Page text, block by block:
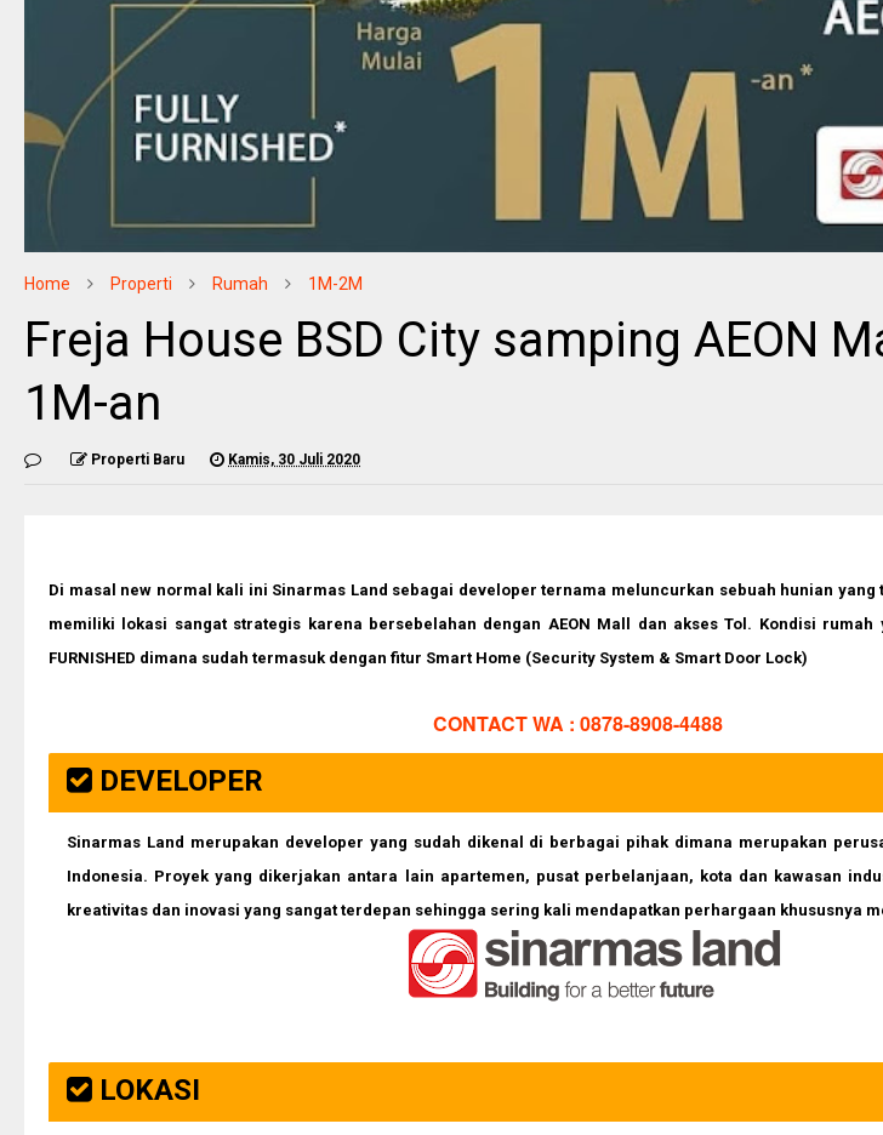
Home Properti Rumah 1M-2M
Freja House BSD City samping AEON
1M-an
Properti Baru Kamis, 30 Juli 2020
Di masal new normal kali ini Sinarmas Land sebagai developer ternama meluncurkan sebuah hunian
memiliki lokasi sangat strategis karena bersebelahan dengan AEON Mall dan akses Tol. Kondisi rumah
FURNISHED dimana sudah termasuk dengan fitur Smart Home (Security System & Smart Door Lock)
CONTACT WA : 0878-8908-4488
DEVELOPER
Sinarmas Land merupakan developer yang sudah dikenal di berbagai pihak dimana merupakan
Indonesia. Proyek yang dikerjakan antara lain apartemen, pusat perbelanjaan, kota dan kawasan
kreativitas dan inovasi yang sangat terdepan sehingga sering kali mendapatkan perhargaan khususnya
LOKASI